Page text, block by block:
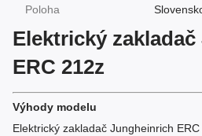
Poloha
Elektrický
ERC 212z
Výhody modelu
Elektrický zakladač Jungheinrich